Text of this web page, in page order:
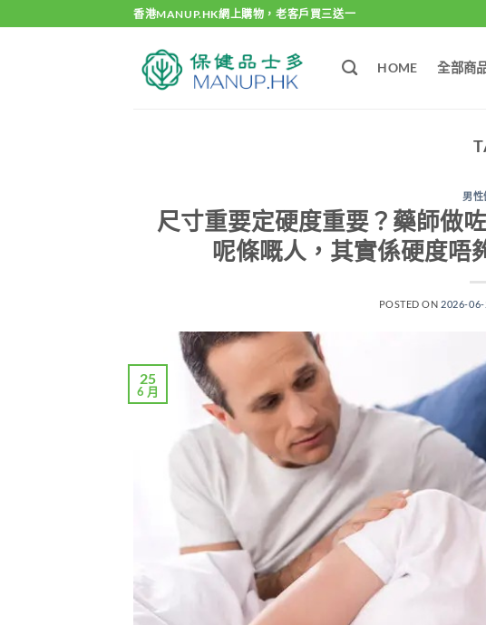
to
香港MANUP.HK網上購物，老客戶買三送一
HOME 全部商
男性
尺寸重要定硬度重要？藥師做
呢條嘅人，其實係硬度唔
POSTED ON 2026-06-
25
6 月